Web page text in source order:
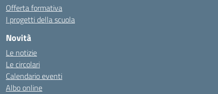
Offerta formativa
I progetti della scuola
Novità
Le notizie
Le circolari
Calendario eventi
Albo online